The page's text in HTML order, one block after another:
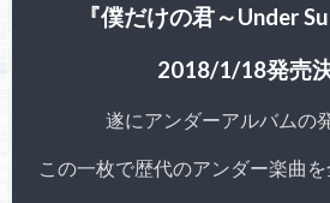
『僕だけの君～Under
2018/1/18発売
遂にアンダーアルバムの
この一枚で歴代のアンダー楽曲を